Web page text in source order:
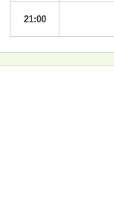
21:00